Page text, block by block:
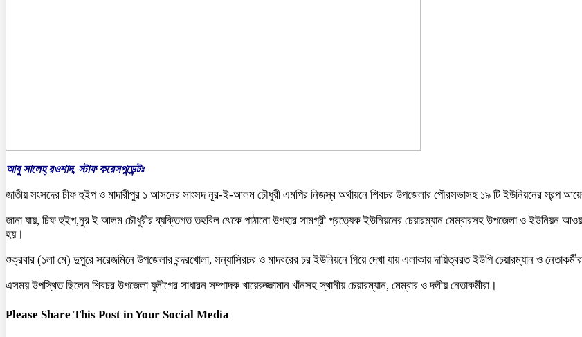
আবু সালেহ্ রওশাদ, স্টাফ করেসপন্ডেন্টঃ
জাতীয় সংসদের চীফ হুইপ ও মাদারীপুর ১ আসনের সাংসদ নূর-ই-আলম চৌধুরী এমপির নিজস্ব অর্থায়নে শিবচর উপজেলার পৌরসভাসহ ১৯ টি ইউনিয়নের স্বল্প
জানা যায়, চিফ হুইপ,নুর ই আলম চৌধুরীর ব্যক্তিগত তহবিল থেকে পাঠানো উপহার সামগ্রী প্রত্যেক ইউনিয়নের চেয়ারম্যান মেম্বারসহ উপজেলা ও ইউনিয়ন
হয়।
শুক্রবার (১লা মে) দুপুরে সরেজমিনে উপজেলার বন্দরখোলা, সন্যাসিরচর ও মাদবরের চর ইউনিয়নে গিয়ে দেখা যায় এলাকায় দায়িত্বরত ইউপি চেয়ারম্যান ও
এসময় উপস্থিত ছিলেন শিবচর উপজেলা যুলীগের সাধারন সম্পাদক খায়েরুজ্জামান খাঁনসহ স্থানীয় চেয়ারম্যান, মেম্বার ও দলীয় নেতাকর্মীরা।
Please Share This Post in Your Social Media